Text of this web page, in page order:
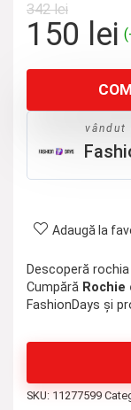
342lei
Prețul
a
fost:
342 lei.
150 lei
vândut
Adaugă la
Descoperă
Cumpără
FashionDays și
SKU: 11277599